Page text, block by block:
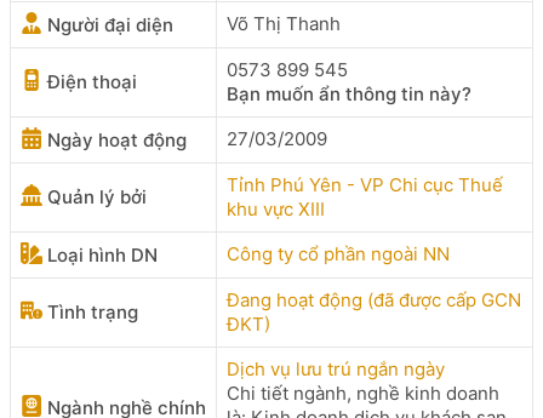
Người đại diện Võ Thị Thanh
Điện thoại
0573 899 545
Bạn muốn ẩn thông tin này?
Ngày hoạt động
27/03/2009
Quản lý bởi
Tỉnh Phú Yên - VP Chi cục Thuế
khu vực XIII
Loại hình DN
Công ty cổ phần ngoài NN
Tình trạng
Đang hoạt động (đã được cấp GCN
ĐKT)
Ngành nghề chính
Dịch vụ lưu trú ngắn ngày
Chi tiết ngành, nghề kinh doanh